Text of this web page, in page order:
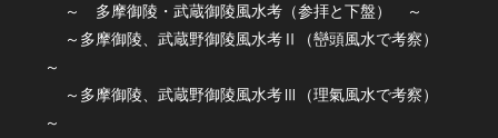
～ 多摩御陵・武蔵御陵風水考（参拝と下盤） ～
～多摩御陵、武蔵野御陵風水考Ⅱ（巒頭風水で考察）
～
～多摩御陵、武蔵野御陵風水考Ⅲ（理氣風水で考察）
～